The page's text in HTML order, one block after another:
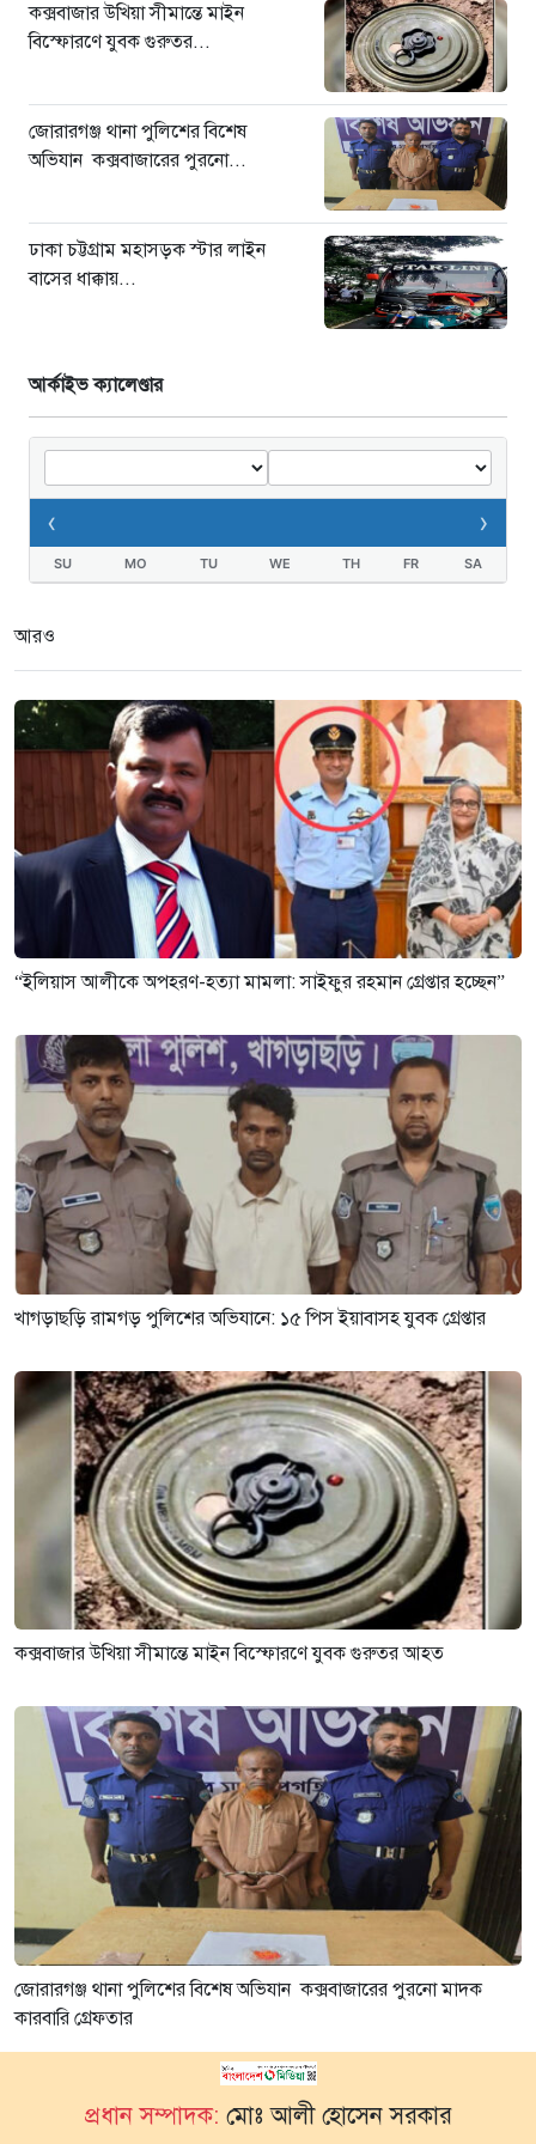
কক্সবাজার উখিয়া সীমান্তে মাইন
বিস্ফোরণে যুবক গুরুতর...
জোরারগঞ্জ থানা পুলিশের বিশেষ
অভিযান কক্সবাজারের পুরনো...
ঢাকা চট্টগ্রাম মহাসড়ক স্টার লাইন
বাসের ধাক্কায়...
আর্কাইভ ক্যালেণ্ডার
‹ ›
SU MO TU WE TH FR SA
আরও
“ইলিয়াস আলীকে অপহরণ-হত্যা মামলা: সাইফুর রহমান গ্রেপ্তার হচ্ছেন”
খাগড়াছড়ি রামগড় পুলিশের অভিযানে: ১৫ পিস ইয়াবাসহ যুবক গ্রেপ্তার
কক্সবাজার উখিয়া সীমান্তে মাইন বিস্ফোরণে যুবক গুরুতর আহত
জোরারগঞ্জ থানা পুলিশের বিশেষ অভিযান কক্সবাজারের পুরনো মাদক
কারবারি গ্রেফতার
প্রধান সম্পাদক: মোঃ আলী হোসেন সরকার